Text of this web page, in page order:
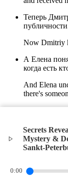
Secrets
Mystery &
Sankt-
0:00
Теперь
Now Dmitriy
А Елена
когда есть
And Elena
there's
Spring in their
discoveries.
Privacy Policy